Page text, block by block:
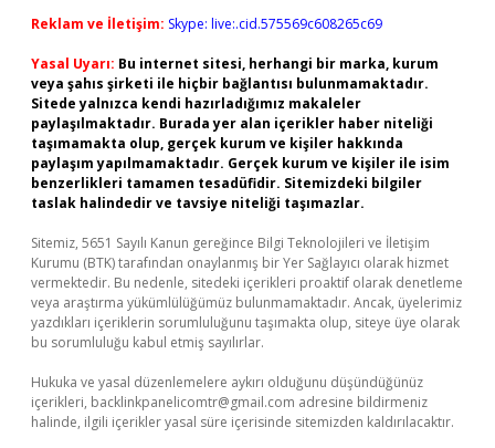
Reklam ve İletişim: Skype: live:.cid.575569c608265c69
Yasal Uyarı: Bu internet sitesi, herhangi bir marka, kurum
veya şahıs şirketi ile hiçbir bağlantısı bulunmamaktadır.
Sitede yalnızca kendi hazırladığımız makaleler
paylaşılmaktadır. Burada yer alan içerikler haber niteliği
taşımamakta olup, gerçek kurum ve kişiler hakkında
paylaşım yapılmamaktadır. Gerçek kurum ve kişiler ile isim
benzerlikleri tamamen tesadüfidir. Sitemizdeki bilgiler
taslak halindedir ve tavsiye niteliği taşımazlar.
Sitemiz, 5651 Sayılı Kanun gereğince Bilgi Teknolojileri ve İletişim
Kurumu (BTK) tarafından onaylanmış bir Yer Sağlayıcı olarak hizmet
vermektedir. Bu nedenle, sitedeki içerikleri proaktif olarak denetleme
veya araştırma yükümlülüğümüz bulunmamaktadır. Ancak, üyelerimiz
yazdıkları içeriklerin sorumluluğunu taşımakta olup, siteye üye olarak
bu sorumluluğu kabul etmiş sayılırlar.
Hukuka ve yasal düzenlemelere aykırı olduğunu düşündüğünüz
içerikleri, backlinkpanelicomtr@gmail.com adresine bildirmeniz
halinde, ilgili içerikler yasal süre içerisinde sitemizden kaldırılacaktır.